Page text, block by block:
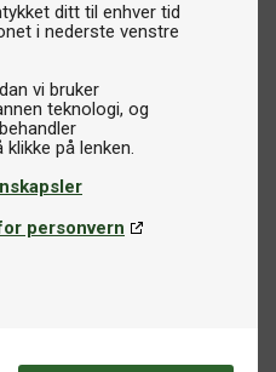
ditt til enhver tid
i nederste venstre
vi bruker
teknologi, og
personvern